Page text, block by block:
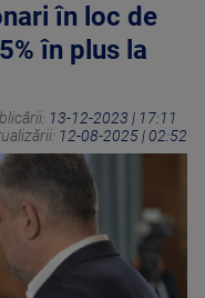
în loc de
în plus la
13-12-2023 | 17:11
12-08-2025 | 02:52